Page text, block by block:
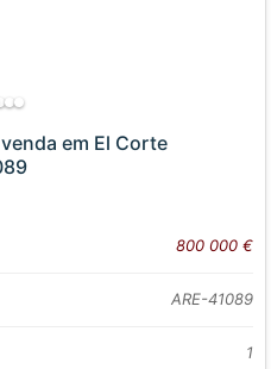
em El Corte
800 000 €
ARE-41089
1